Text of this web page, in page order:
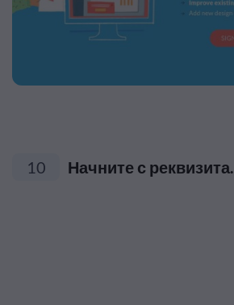
10 Начните с реквизита.